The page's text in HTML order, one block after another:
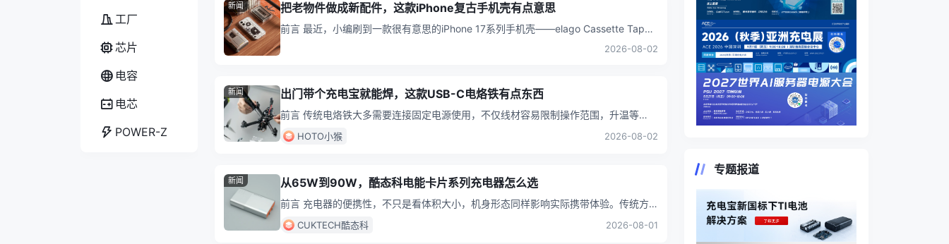
工厂
芯片
电容
电芯
POWER-Z
新闻 把老物件做成新配件，这款iPhone复古手机壳有点意思
前言 最近，小编刷到一款很有意思的iPhone 17系列手机壳——elago Cassette Tape
2026-08-02
新闻 出门带个充电宝就能焊，这款USB-C电烙铁有点东西
前言 传统电烙铁大多需要连接固定电源使用，不仅线材容易限制操作范围，升温等
待、温度调节和收纳携带也常常影响使用体验。对于电子维修、键盘改装
HOTO小猴 2026-08-02
新闻 从65W到90W，酷态科电能卡片系列充电器怎么选
前言 充电器的便携性，不只是看体积大小，机身形态同样影响实际携带体验。传统方
块式充电器虽然能够实现较高功率输出，但放进衣袋、电脑包或随身小
CUKTECH酷态科 2026-08-01
专题报道